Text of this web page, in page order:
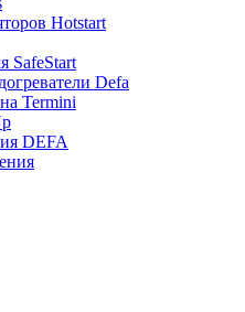
Hotstart
SafeStart
Defa
Termini
DEFA